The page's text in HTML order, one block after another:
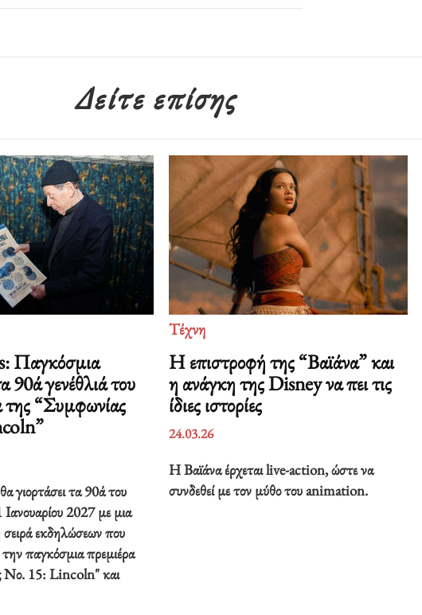
Δείτε επίσης
Παγκόσμια
90ά γενέθλιά του
της “Συμφωνίας
γιορτάσει τα 90ά του
Ιανουαρίου 2027 με μια
σειρά εκδηλώσεων που
παγκόσμια πρεμιέρα
Νο. 15: Lincoln" και
Τέχνη
Η επιστροφή της “Βαϊάνα” και
η ανάγκη της Disney να πει τις
ίδιες ιστορίες
24.03.26
Η Βαϊάνα έρχεται live-action, ώστε να
συνδεθεί με τον μύθο του animation.